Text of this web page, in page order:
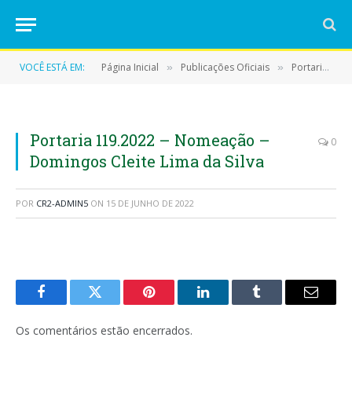
VOCÊ ESTÁ EM: Página Inicial » Publicações Oficiais » Portarias
Portaria 119.2022 – Nomeação –
Domingos Cleite Lima da Silva
0
POR CR2-ADMIN5 ON 15 DE JUNHO DE 2022
FacebookTwitter Pinterest LinkedInTumblr
E-
Os comentários estão encerrados.